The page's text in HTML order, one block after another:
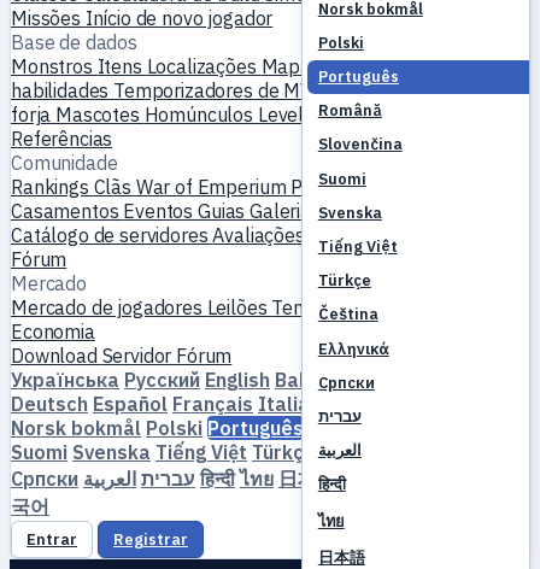
Norsk bokmål
Polski
Português
Română
Slovenčina
Suomi
Svenska
Tiếng Việt
Türkçe
Čeština
Ελληνικά
Српски
עברית
العربية
हिन्दी
ไทย
日本語
Missões Início de novo jogador
Base de dados
Monstros Itens Localizações Mapa-múndiBase de dados de
habilidades Temporizadores de MVPGuia de farmCriação &
forja Mascotes Homúnculos LevelingComparar
Referências
Comunidade
Rankings Clãs War of Emperium Perfis de jogadores
Casamentos Eventos GuiasGaleria VídeoBlogs
Catálogo de servidoresAvaliações de servidores
Fórum
Mercado
Mercado de jogadores Leilões Tendências de preços
Economia
Download Servidor Fórum
Українська Русский English Bahasa Indonesia
Deutsch Español Français Italiano
Norsk bokmål Polski Português Română
Suomi Svenska Tiếng Việt Türkçe Čeština
Српски
עברית العربية हिन्दी ไทย 日本語 简体中文
국어
Entrar Registrar